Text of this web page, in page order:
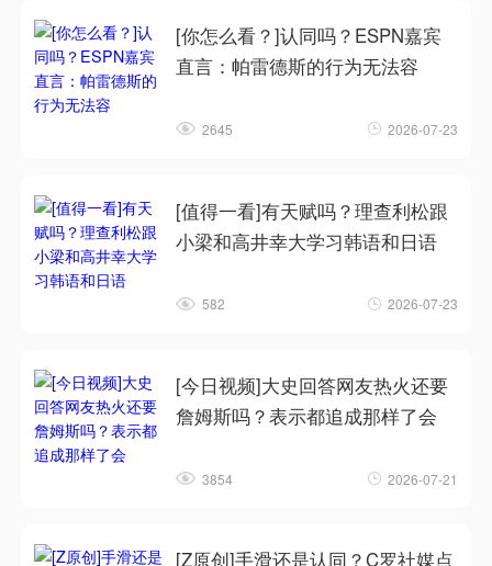
[你怎么看？]认同吗？ESPN嘉宾
直言：帕雷德斯的行为无法容
2645 2026-07-23
[值得一看]有天赋吗？理查利松跟
小梁和高井幸大学习韩语和日语
582 2026-07-23
[今日视频]大史回答网友热火还要
詹姆斯吗？表示都追成那样了会
3854 2026-07-21
[Z原创]手滑还是认同？C罗社媒点